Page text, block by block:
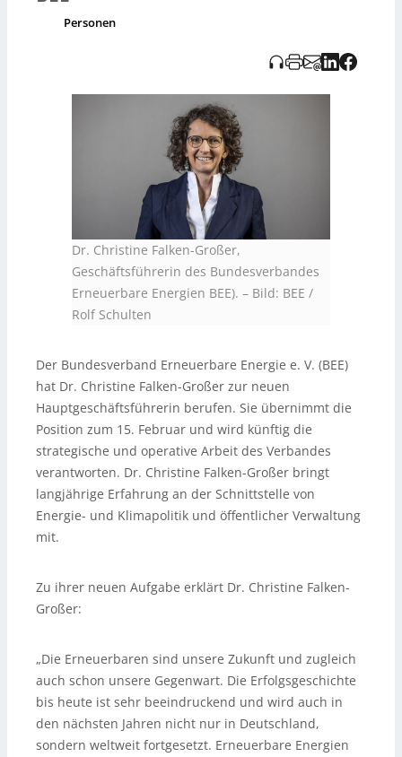
energieökonomische Expertise sowie
die bisherige Doppelspitze Wolfram Axthelm und Dr.
Claudius da Costa Gomez, die dem BEE über ihre
Personen
Dr. Christine Falken-Großer,
Geschäftsführerin des Bundesverbandes
Erneuerbare Energien BEE). – Bild: BEE /
Rolf Schulten
Der Bundesverband Erneuerbare Energie e. V. (BEE)
hat Dr. Christine Falken-Großer zur neuen
Hauptgeschäftsführerin berufen. Sie übernimmt die
Position zum 15. Februar und wird künftig die
strategische und operative Arbeit des Verbandes
verantworten. Dr. Christine Falken-Großer bringt
langjährige Erfahrung an der Schnittstelle von
Energie- und Klimapolitik und öffentlicher Verwaltung
mit.
Zu ihrer neuen Aufgabe erklärt Dr. Christine Falken-
Großer:
„Die Erneuerbaren sind unsere Zukunft und zugleich
auch schon unsere Gegenwart. Die Erfolgsgeschichte
bis heute ist sehr beeindruckend und wird auch in
den nächsten Jahren nicht nur in Deutschland,
sondern weltweit fortgesetzt. Erneuerbare Energien